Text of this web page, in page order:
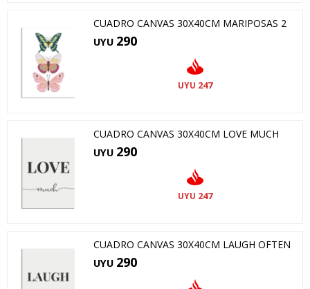
CUADRO CANVAS 30X40CM MARIPOSAS 2
UYU 290
UYU 247
CUADRO CANVAS 30X40CM LOVE MUCH
UYU 290
UYU 247
CUADRO CANVAS 30X40CM LAUGH OFTEN
UYU 290